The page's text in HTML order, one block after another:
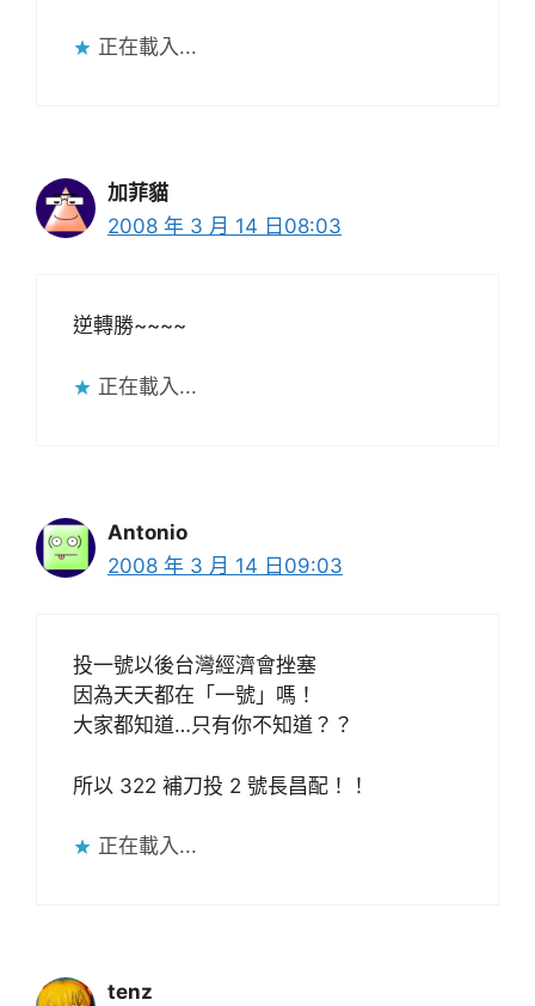
正在載入...
加菲貓
2008 年 3 月 14 日08:03
逆轉勝~~~~
正在載入...
Antonio
2008 年 3 月 14 日09:03
投一號以後台灣經濟會挫塞
因為天天都在「一號」嗎！
大家都知道…只有你不知道？？
所以 322 補刀投 2 號長昌配！！
正在載入...
tenz